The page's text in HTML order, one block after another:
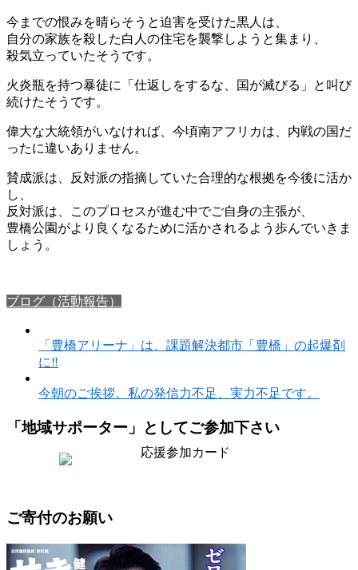
今までの恨みを晴らそうと迫害を受けた黒人は、
自分の家族を殺した白人の住宅を襲撃しようと集まり、
殺気立っていたそうです。
火炎瓶を持つ暴徒に「仕返しをするな、国が滅びる」と叫び
続けたそうです。
偉大な大統領がいなければ、今頃南アフリカは、内戦の国だ
ったに違いありません。
賛成派は、反対派の指摘していた合理的な根拠を今後に活か
し、
反対派は、このプロセスが進む中でご自身の主張が、
豊橋公園がより良くなるために活かされるよう歩んでいきま
しょう。
ブログ（活動報告）
「豊橋アリーナ」は、課題解決都市「豊橋」の起爆剤
に‼️
今朝のご挨拶。私の発信力不足、実力不足です。
「地域サポーター」としてご参加下さい
ご寄付のお願い